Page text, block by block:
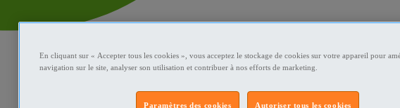
En cliquant sur « Accepter tous les cookies », vous acceptez le stockage de cookies sur votre appareil pour
navigation sur le site, analyser son utilisation et contribuer à nos efforts de marketing.
Autoriser tous les cookies
Paramètres des cookies